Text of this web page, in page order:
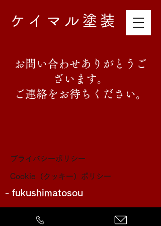
ケイマル塗装
お問い合わせありがとうご
ざいます。
​ご連絡をお待ちください。
プライバシーポリシー
Cookie（クッキー）ポリシー
- fukushimatosou